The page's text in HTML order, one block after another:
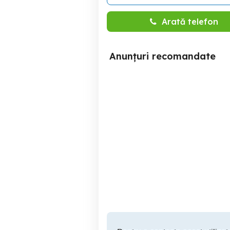
Arată telefon
Anunțuri recomandate